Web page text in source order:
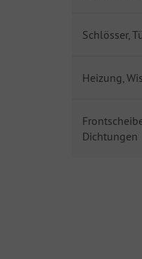
Schlösser,
Heizung,
Dichtungen